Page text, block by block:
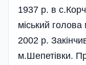
1937 р. в
міський
2002 р.
м.Шепетівки.